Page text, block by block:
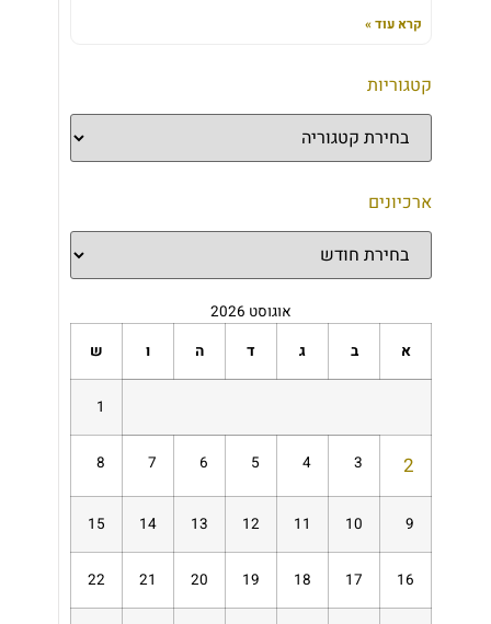
קרא עוד »
קטגוריות
ארכיונים
אוגוסט 2026
א
ב ג ד ה ו ש
1
2
3
4
5
6
7
8
9
10
11
12
13
14
15
16
17
18
19
20
21
22